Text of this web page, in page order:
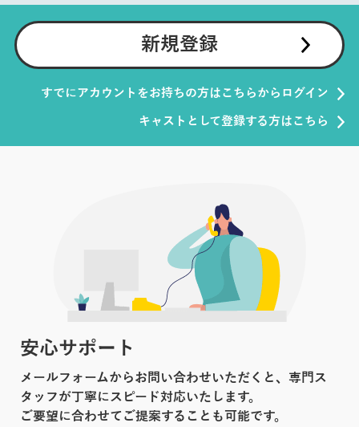
新規登録
すでにアカウントをお持ちの方はこちらからログイン
キャストとして登録する方はこちら
安心サポート
メールフォームからお問い合わせいただくと、専門ス
タッフが丁寧にスピード対応いたします。
ご要望に合わせてご提案することも可能です。